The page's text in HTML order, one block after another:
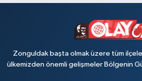
Zonguldak başta olmak üzere tüm
ülkemizden önemli gelişmeler Bölgenin